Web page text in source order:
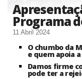
Programa
11 Abril 2024
O chumbo da
e quem apoia
Damos firme
pode ter a